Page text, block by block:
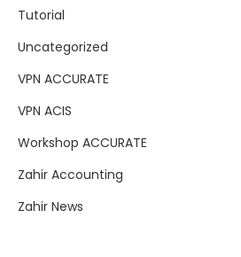
Tutorial
Uncategorized
VPN ACCURATE
VPN ACIS
Workshop ACCURATE
Zahir Accounting
Zahir News